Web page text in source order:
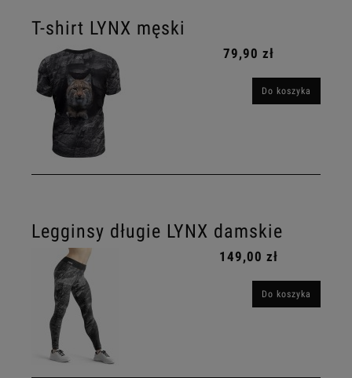
T-shirt LYNX męski
79,90 zł
Do koszyka
Legginsy długie LYNX damskie
149,00 zł
Do koszyka